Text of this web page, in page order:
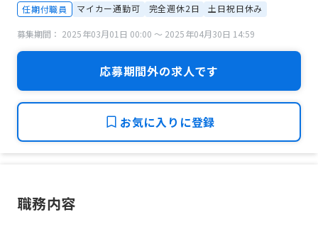
任期付職員 マイカー通勤可 完全週休2日 土日祝日休み
募集期間： 2025年03月01日 00:00 〜 2025年04月30日 14:59
応募期間外の求人です
お気に入りに登録
職務内容